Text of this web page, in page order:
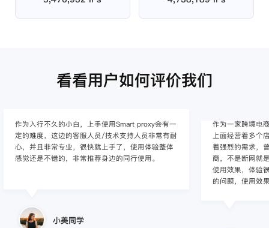
看看用户如何评价我们
作为入行不久的小白，上手使用Smart proxy会有一
定的难度，这边的客服人员/技术支持人员非常有耐
心，并且非常专业，很快就上手了，使用体验整体
感觉还是不错的，非常推荐身边的同行使用。
小美同学
作为一家跨境电
上面经营着多个
着强烈的需求，
商，不是断网就
使用效果，体验
的问题，使用效